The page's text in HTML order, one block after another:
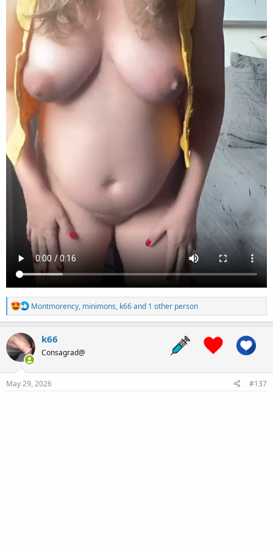
R
e
a
c
t
i
o
n
Montmorency, minimons, k66and 1 other person
k66
Consagrad@
May 29, 2026 #137